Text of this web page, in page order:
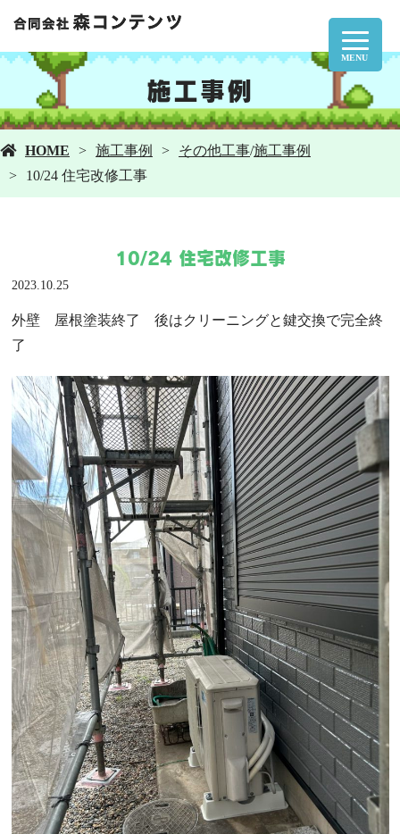
MENU
施工事例
HOME 施工事例 その他工事/施工事例
10/24 住宅改修工事
10/24 住宅改修工事
2023.10.25
外壁 屋根塗装終了 後はクリーニングと鍵交換で完全終
了